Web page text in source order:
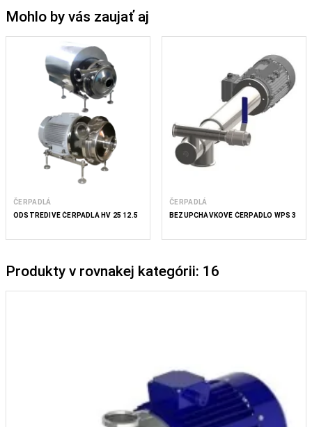
Mohlo by vás zaujať aj
ČERPADLÁ
ODSTREDIVÉ ČERPADLÁ HV 25 12.5
ČERPADLÁ
BEZUPCHÁVKOVÉ ČERPADLO WPS 3
Produkty v rovnakej kategórii: 16